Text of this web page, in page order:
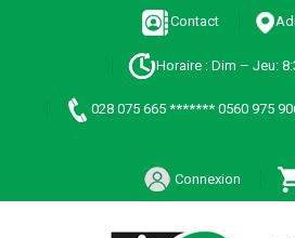
Contact
Horaire : Dim – Jeu:
028 075 665 ******* 0560 975
Connexion